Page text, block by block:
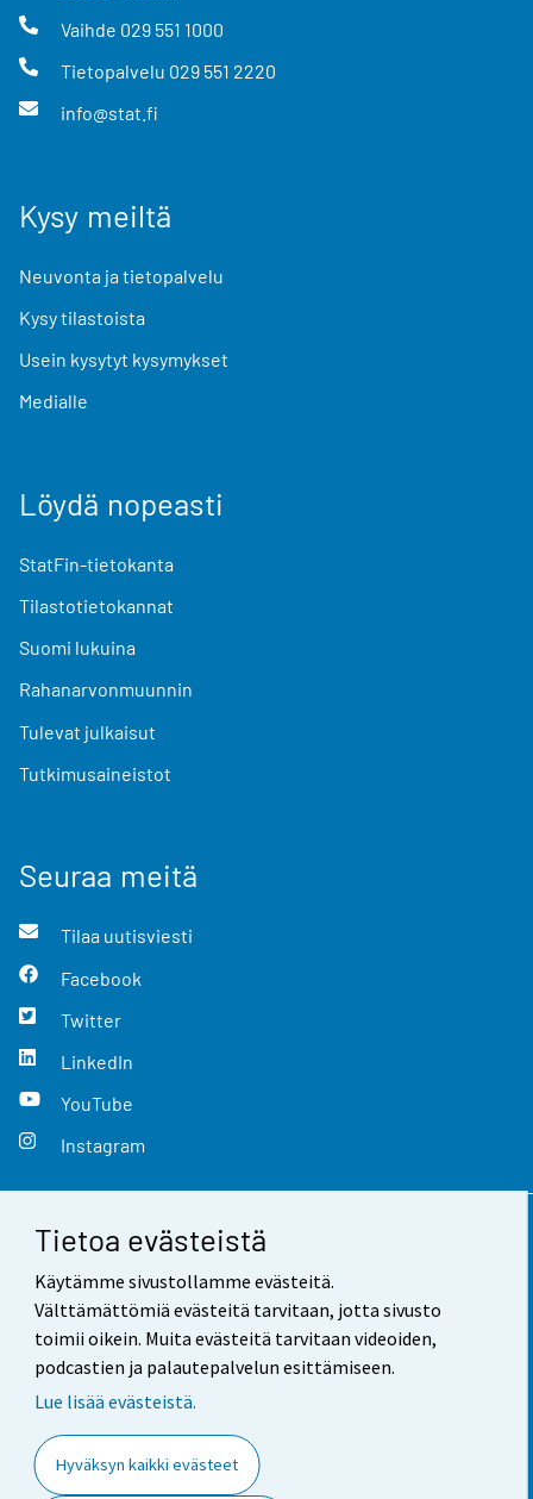
Tietoa evästeistä
Käytämme sivustollamme evästeitä.
Välttämättömiä evästeitä tarvitaan, jotta sivusto
toimii oikein. Muita evästeitä tarvitaan videoiden,
podcastien ja palautepalvelun esittämiseen.
Lue lisää evästeistä.
Hyväksyn kaikki evästeet
Vaihde 029 551 1000
Tietopalvelu 029 551 2220
info@stat.fi
Kysy meiltä
Neuvonta ja tietopalvelu
Kysy tilastoista
Usein kysytyt kysymykset
Medialle
Löydä nopeasti
StatFin-tietokanta
Tilastotietokannat
Suomi lukuina
Rahanarvonmuunnin
Tulevat julkaisut
Tutkimusaineistot
Seuraa meitä
Tilaa uutisviesti
Facebook
Twitter
LinkedIn
YouTube
Instagram
Yhteystiedot
Palaute
Käyttöehdot
Saavutettavuus
Tietoa sivustosta